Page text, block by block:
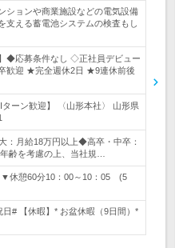
ションや商業施設などの電気設備
支える蓄電池システムの検査もし
◆応募条件なし ◇正社員デビュー
歓迎 ★完全週休2日 ★9連休前後
ターン歓迎】 〈山形本社〉 山形県
月給18万円以上◆高卒・中卒：
齢を考慮の上、当社規…
▼休憩60分10：00～10：05 (5
# 【休暇】* お盆休暇（9日間）*